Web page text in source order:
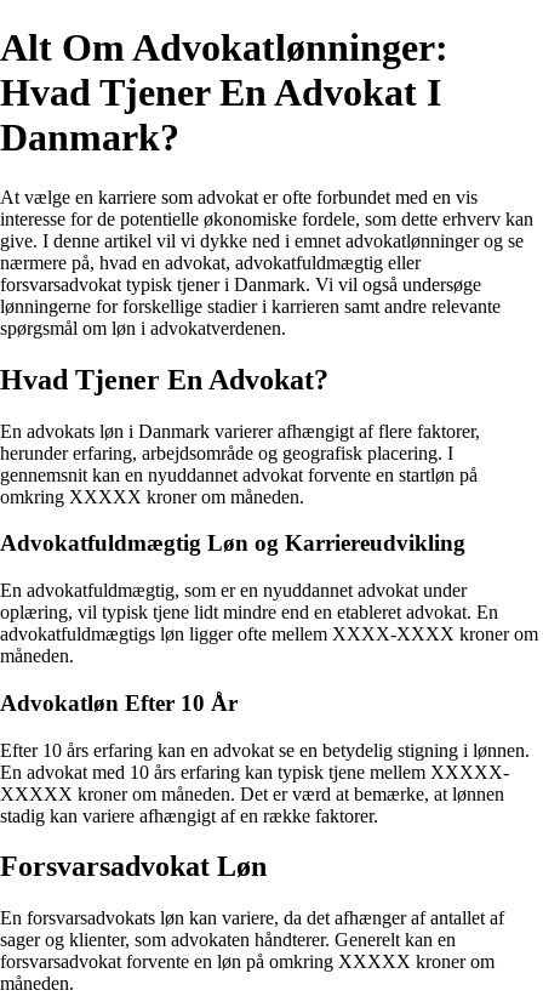
Alt Om Advokatlønninger:
Hvad Tjener En Advokat I
Danmark?
At vælge en karriere som advokat er ofte forbundet med en vis
interesse for de potentielle økonomiske fordele, som dette erhverv kan
give. I denne artikel vil vi dykke ned i emnet advokatlønninger og se
nærmere på, hvad en advokat, advokatfuldmægtig eller
forsvarsadvokat typisk tjener i Danmark. Vi vil også undersøge
lønningerne for forskellige stadier i karrieren samt andre relevante
spørgsmål om løn i advokatverdenen.
Hvad Tjener En Advokat?
En advokats løn i Danmark varierer afhængigt af flere faktorer,
herunder erfaring, arbejdsområde og geografisk placering. I
gennemsnit kan en nyuddannet advokat forvente en startløn på
omkring XXXXX kroner om måneden.
Advokatfuldmægtig Løn og Karriereudvikling
En advokatfuldmægtig, som er en nyuddannet advokat under
oplæring, vil typisk tjene lidt mindre end en etableret advokat. En
advokatfuldmægtigs løn ligger ofte mellem XXXX-XXXX kroner om
måneden.
Advokatløn Efter 10 År
Efter 10 års erfaring kan en advokat se en betydelig stigning i lønnen.
En advokat med 10 års erfaring kan typisk tjene mellem XXXXX-
XXXXX kroner om måneden. Det er værd at bemærke, at lønnen
stadig kan variere afhængigt af en række faktorer.
Forsvarsadvokat Løn
En forsvarsadvokats løn kan variere, da det afhænger af antallet af
sager og klienter, som advokaten håndterer. Generelt kan en
forsvarsadvokat forvente en løn på omkring XXXXX kroner om
måneden.